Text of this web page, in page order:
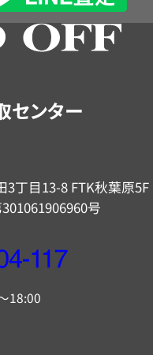
センター
3丁目13-8 FTK秋葉原5F
号
18:00